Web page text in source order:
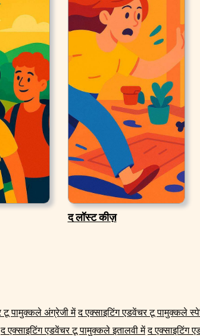
द लॉस्ट कीज़
टू पामुक्कले अंग्रेजी में द एक्साइटिंग एडवेंचर टू पामुक्कले
द एक्साइटिंग एडवेंचर टू पामुक्कले इतालवी में द एक्साइटिंग